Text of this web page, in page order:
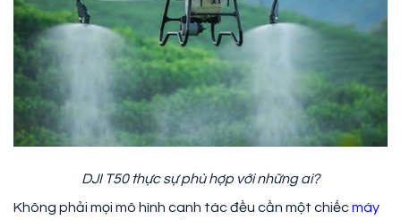
DJI T50 thực sự phù hợp với những ai?
Không phải mọi mô hình canh tác đều cần một chiếcmáy